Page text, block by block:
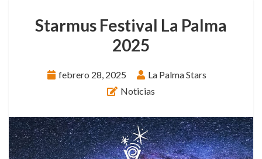
Starmus Festival La Palma
2025
febrero 28, 2025
La Palma Stars
Noticias